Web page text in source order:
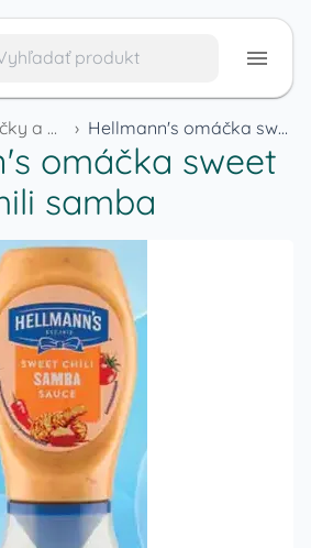
Koreniny, omáčky a dochucovadlá › Hellmann's omáčka sweet chili samba
omáčka sweet
samba